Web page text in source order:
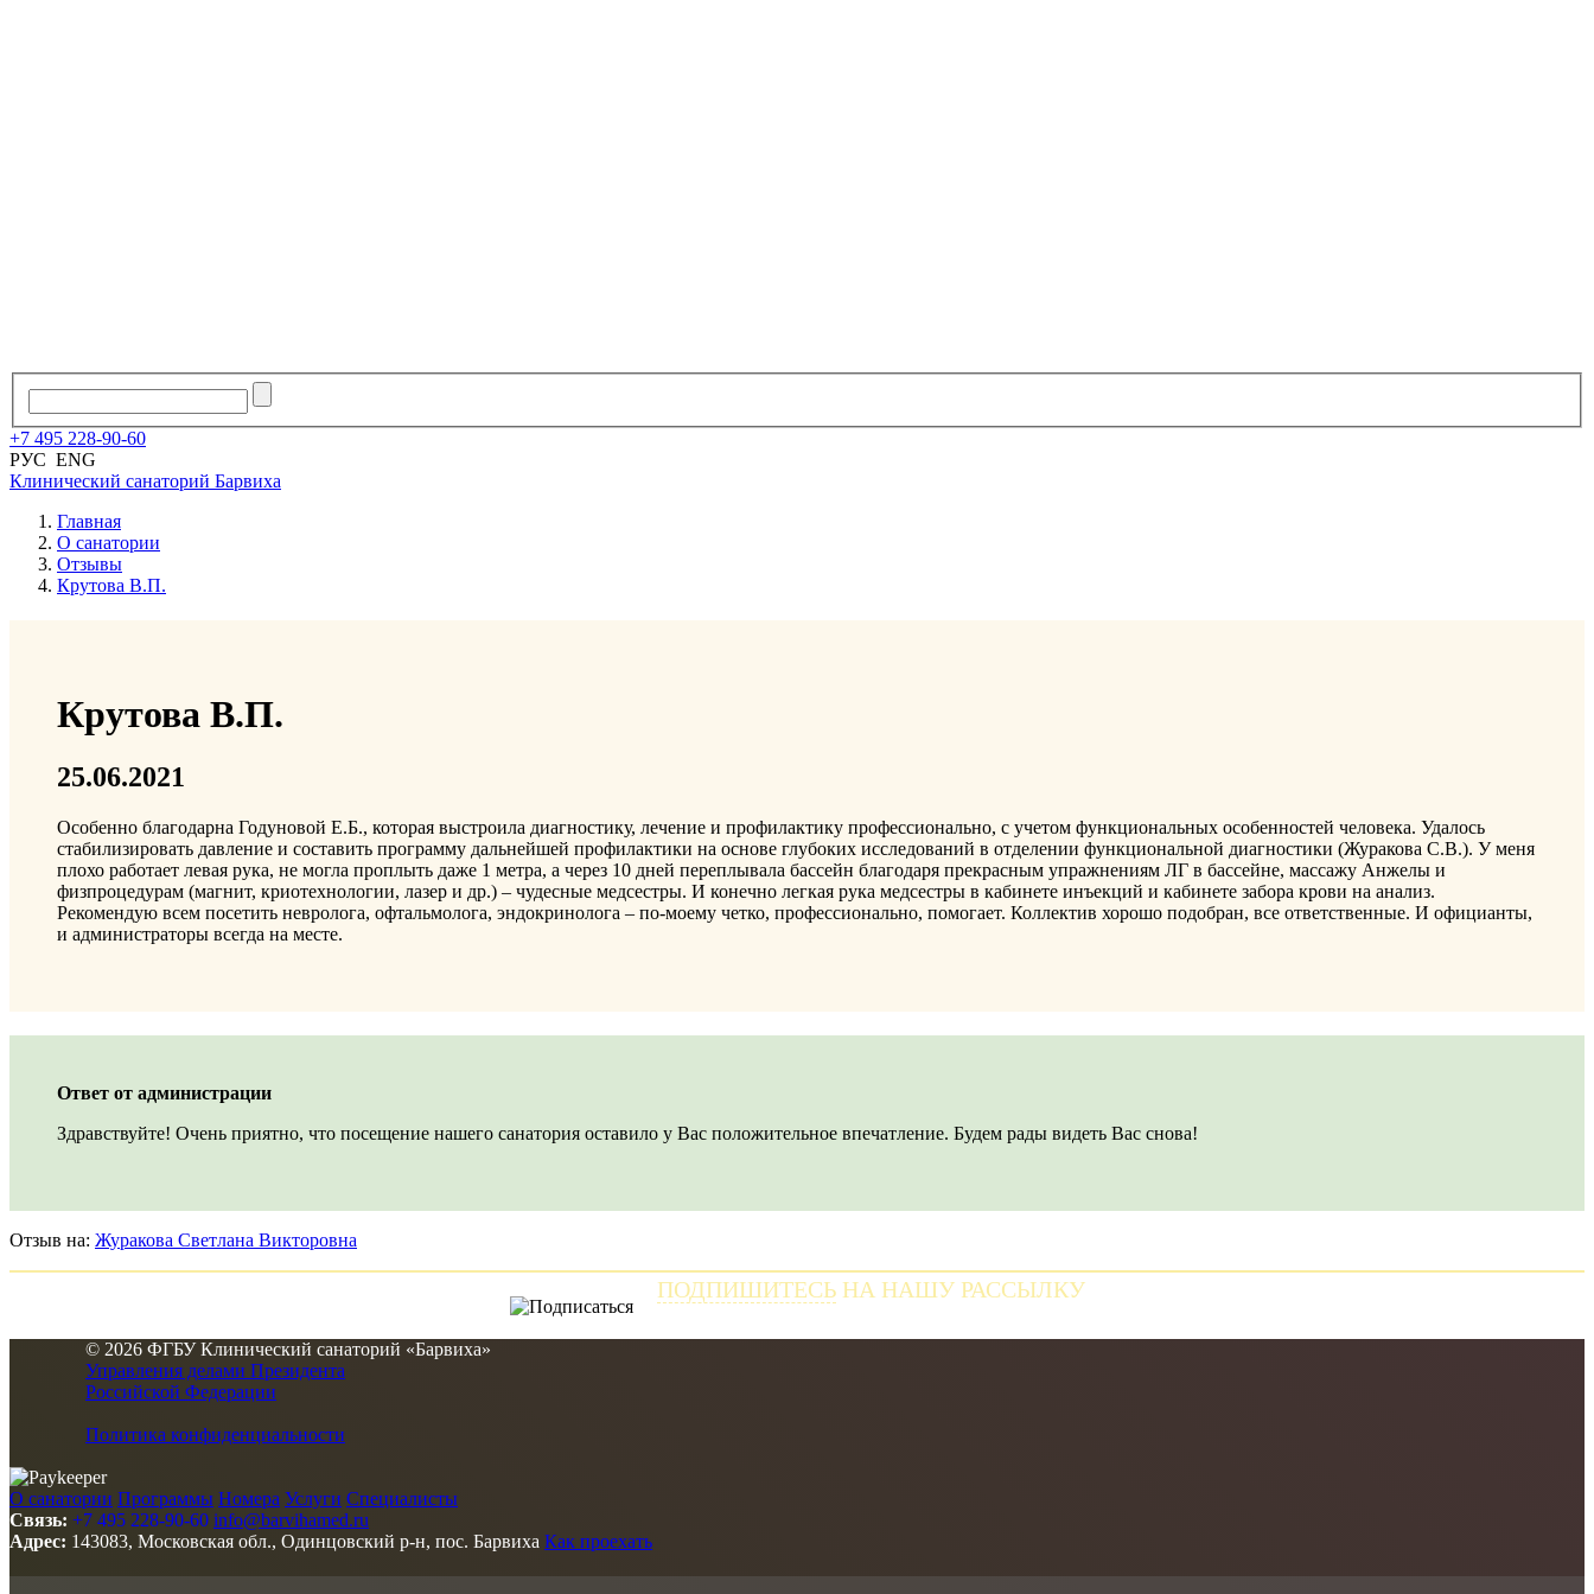
+7 495 228-90-60
РУС ENG
Клинический санаторий Барвиха
Главная
О санатории
Отзывы
Крутова В.П.
Крутова В.П.
25.06.2021
Особенно благодарна Годуновой Е.Б., которая выстроила диагностику, лечение и профилактику профессионально, с учетом функциональных особенностей человека. Удалось
стабилизировать давление и составить программу дальнейшей профилактики на основе глубоких исследований в отделении функциональной диагностики (Журакова С.В.). У меня
плохо работает левая рука, не могла проплыть даже 1 метра, а через 10 дней переплывала бассейн благодаря прекрасным упражнениям ЛГ в бассейне, массажу Анжелы и
физпроцедурам (магнит, криотехнологии, лазер и др.) – чудесные медсестры. И конечно легкая рука медсестры в кабинете инъекций и кабинете забора крови на анализ.
Рекомендую всем посетить невролога, офтальмолога, эндокринолога – по-моему четко, профессионально, помогает. Коллектив хорошо подобран, все ответственные. И официанты,
и администраторы всегда на месте.
Ответ от администрации
Здравствуйте! Очень приятно, что посещение нашего санатория оставило у Вас положительное впечатление. Будем рады видеть Вас снова!
Отзыв на: Журакова Светлана Викторовна
ПОДПИШИТЕСЬНА НАШУ РАССЫЛКУ
© 2026 ФГБУ Клинический санаторий «Барвиха»
Управления делами Президента
Российской Федерации
Политика конфиденциальности
О санатории Программы Номера Услуги Специалисты
Связь: +7 495 228-90-60 info@barvihamed.ru
Адрес: 143083, Московская обл., Одинцовский р-н, пос. Барвиха Как проехать